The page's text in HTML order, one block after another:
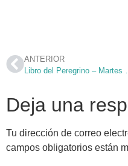
ANTERIOR
Deja una
Tu dirección de correo
campos obligatorios están